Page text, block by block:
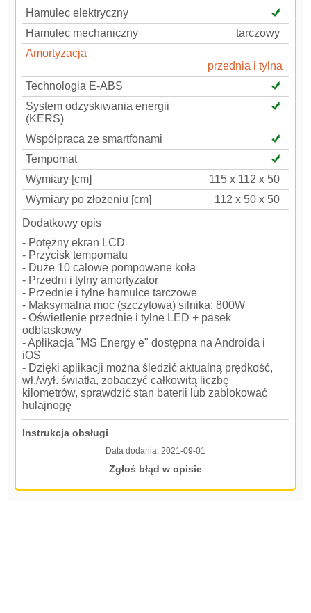
Hamulec elektryczny
Hamulec mechaniczny
tarczowy
Amortyzacja
przednia i tylna
Technologia E-ABS
System odzyskiwania energii
(KERS)
Współpraca ze smartfonami
Tempomat
Wymiary [cm]
115 x 112 x 50
Wymiary po złożeniu [cm]
112 x 50 x 50
Dodatkowy opis
- Potężny ekran LCD
- Przycisk tempomatu
- Duże 10 calowe pompowane koła
- Przedni i tylny amortyzator
- Przednie i tylne hamulce tarczowe
- Maksymalna moc (szczytowa) silnika: 800W
- Oświetlenie przednie i tylne LED + pasek
odblaskowy
- Aplikacja "MS Energy e" dostępna na Androida i
iOS
- Dzięki aplikacji można śledzić aktualną prędkość,
wł./wył. światła, zobaczyć całkowitą liczbę
kilometrów, sprawdzić stan baterii lub zablokować
hulajnogę
Instrukcja obsługi
Data dodania: 2021-09-01
Zgłoś błąd w opisie